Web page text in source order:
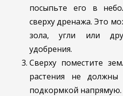
посыпьте его в
сверху дренажа. Это
зола, угли или
удобрения.
Сверху поместите
растения не должны
подкормкой напрямую.